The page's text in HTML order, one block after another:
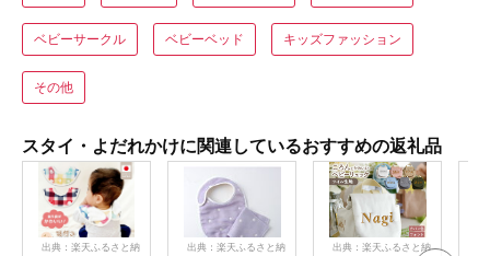
ベビーサークル ベビーベッド キッズファッション
その他
スタイ・よだれかけに関連しているおすすめの返礼品
出典：楽天ふるさと納
出典：楽天ふるさと納
出典：楽天ふるさと納